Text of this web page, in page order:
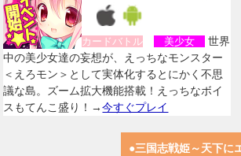
カードバトル 美少女
世界
中の美少女達の妄想が、えっちなモンスター
＜えろモン＞として実体化するとにかく不思
議な島。ズーム拡大機能搭載！えっちなボイ
スもてんこ盛り！→今すぐプレイ
●三国志戦姫～天下に